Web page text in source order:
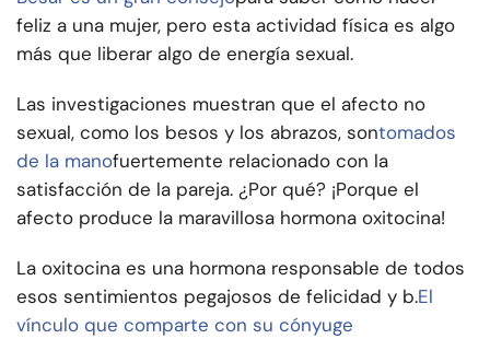
feliz a una mujer, pero esta actividad física es algo
más que liberar algo de energía sexual.
Las investigaciones muestran que el afecto no
sexual, como los besos y los abrazos, sontomados
de la manofuertemente relacionado con la
satisfacción de la pareja. ¿Por qué? ¡Porque el
afecto produce la maravillosa hormona oxitocina!
La oxitocina es una hormona responsable de todos
esos sentimientos pegajosos de felicidad y b.El
vínculo que comparte con su cónyuge